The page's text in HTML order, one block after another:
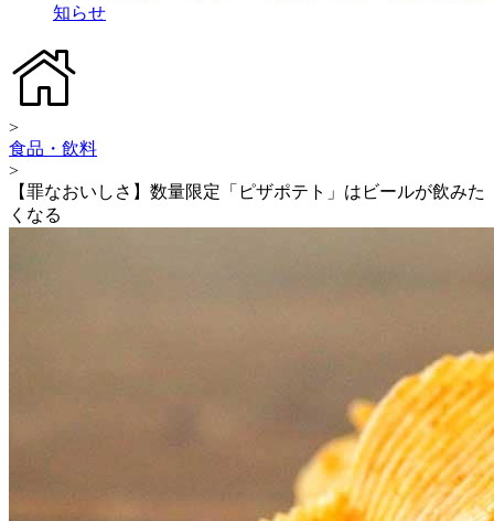
知らせ
>
食品・飲料
>
【罪なおいしさ】数量限定「ピザポテト」はビールが飲みた
くなる